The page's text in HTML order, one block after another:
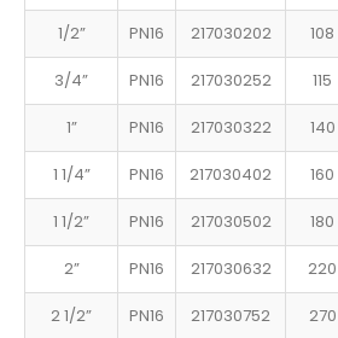
1/2” PN16 217030202 108
3/4” PN16 217030252 115
1” PN16 217030322 140
1 1/4” PN16 217030402 160
1 1/2” PN16 217030502 180
2” PN16 217030632 220
2 1/2” PN16 217030752 270